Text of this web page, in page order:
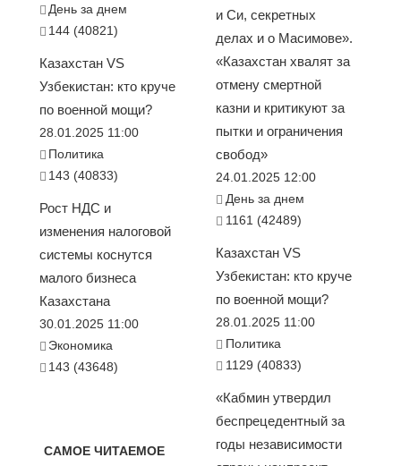
День за днем
144 (40821)
Казахстан VS
Узбекистан: кто круче
по военной мощи?
28.01.2025 11:00
Политика
143 (40833)
Рост НДС и
изменения налоговой
системы коснутся
малого бизнеса
Казахстана
30.01.2025 11:00
Экономика
143 (43648)
САМОЕ ЧИТАЕМОЕ
и Си, секретных
делах и о Масимове».
«Казахстан хвалят за
отмену смертной
казни и критикуют за
пытки и ограничения
свобод»
24.01.2025 12:00
День за днем
1161 (42489)
Казахстан VS
Узбекистан: кто круче
по военной мощи?
28.01.2025 11:00
Политика
1129 (40833)
«Кабмин утвердил
беспрецедентный за
годы независимости